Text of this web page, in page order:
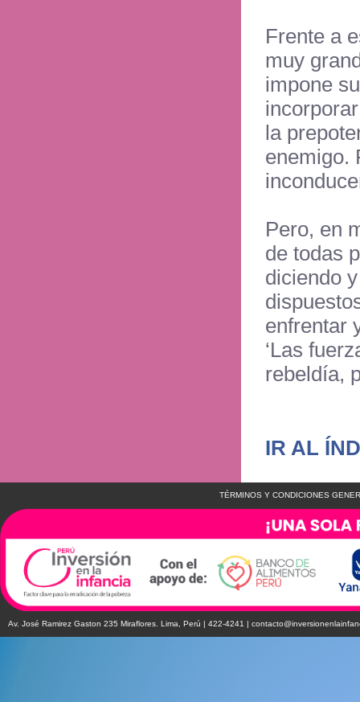
Frente a
muy
impone
la
enemigo.
Pero, en
de todas
diciendo
enfrentar
‘Las
rebeldía,
IR AL
TÉRMINOS Y CONDICIONES
Av. José Ramirez Gaston 235 Miraflores. Lima, Perú | 422-4241 |